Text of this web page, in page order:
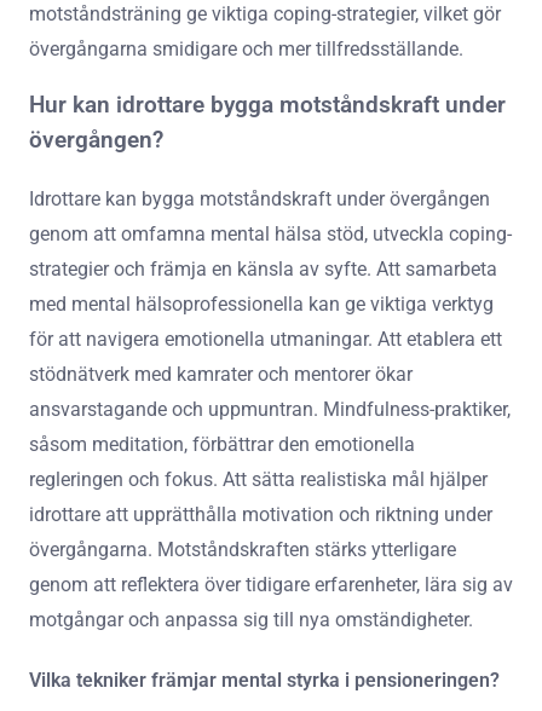
motståndsträning ge viktiga coping-strategier, vilket gör
övergångarna smidigare och mer tillfredsställande.
Hur kan idrottare bygga motståndskraft under
övergången?
Idrottare kan bygga motståndskraft under övergången
genom att omfamna mental hälsa stöd, utveckla coping-
strategier och främja en känsla av syfte. Att samarbeta
med mental hälsoprofessionella kan ge viktiga verktyg
för att navigera emotionella utmaningar. Att etablera ett
stödnätverk med kamrater och mentorer ökar
ansvarstagande och uppmuntran. Mindfulness-praktiker,
såsom meditation, förbättrar den emotionella
regleringen och fokus. Att sätta realistiska mål hjälper
idrottare att upprätthålla motivation och riktning under
övergångarna. Motståndskraften stärks ytterligare
genom att reflektera över tidigare erfarenheter, lära sig av
motgångar och anpassa sig till nya omständigheter.
Vilka tekniker främjar mental styrka i pensioneringen?